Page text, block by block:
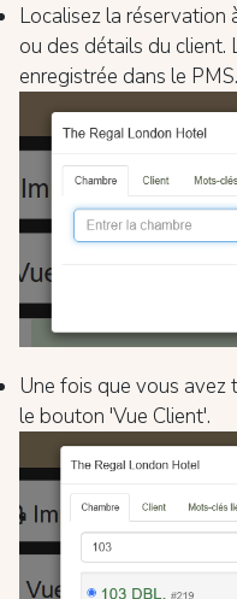
Localisez la réservation
ou des détails du client.
enregistrée dans le PMS.
Une fois que vous avez
le bouton 'Vue Client'.